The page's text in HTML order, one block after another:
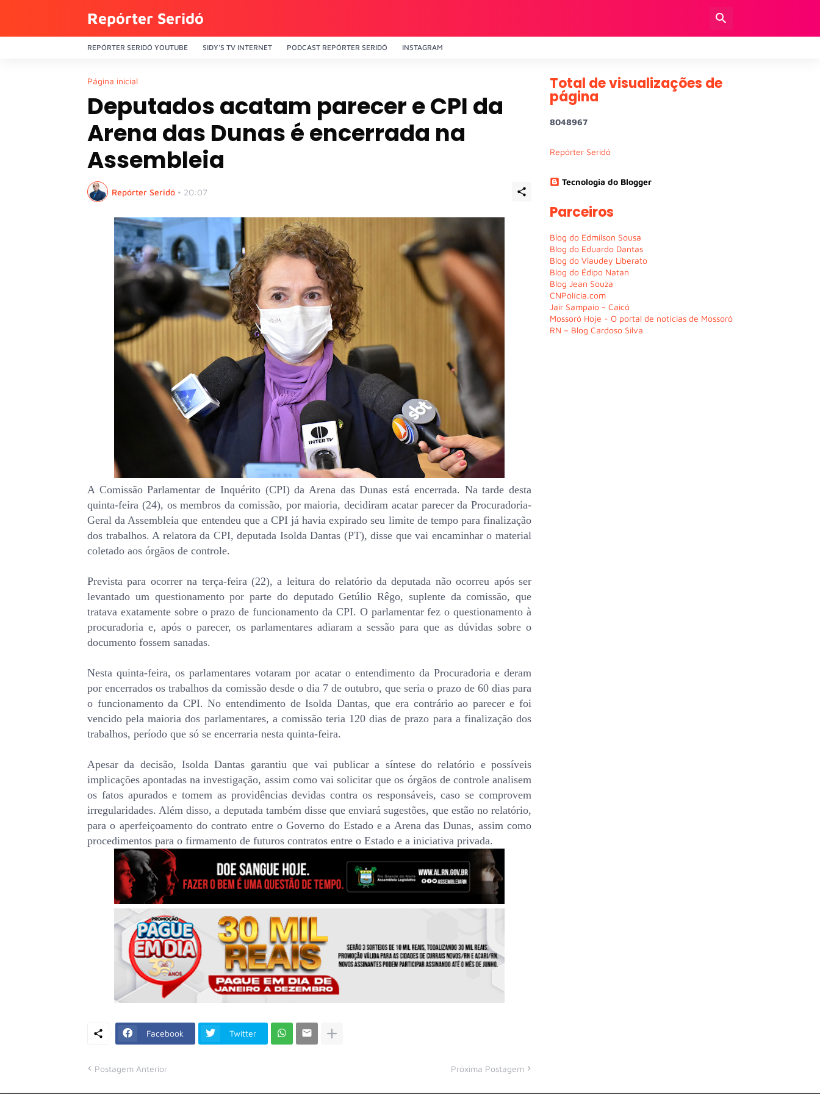
Repórter Seridó
REPÓRTER SERIDÓ YOUTUBE SIDY'S TV INTERNET PODCAST REPÓRTER SERIDÓ INSTAGRAM
Página inicial
Deputados acatam parecer e CPI da
Arena das Dunas é encerrada na
Assembleia
Repórter Seridó • 20:07
A Comissão Parlamentar de Inquérito (CPI) da Arena das Dunas está encerrada. Na tarde desta
quinta-feira (24), os membros da comissão, por maioria, decidiram acatar parecer da Procuradoria-
Geral da Assembleia que entendeu que a CPI já havia expirado seu limite de tempo para finalização
dos trabalhos. A relatora da CPI, deputada Isolda Dantas (PT), disse que vai encaminhar o material
coletado aos órgãos de controle.
Prevista para ocorrer na terça-feira (22), a leitura do relatório da deputada não ocorreu após ser
levantado um questionamento por parte do deputado Getúlio Rêgo, suplente da comissão, que
tratava exatamente sobre o prazo de funcionamento da CPI. O parlamentar fez o questionamento à
procuradoria e, após o parecer, os parlamentares adiaram a sessão para que as dúvidas sobre o
documento fossem sanadas.
Nesta quinta-feira, os parlamentares votaram por acatar o entendimento da Procuradoria e deram
por encerrados os trabalhos da comissão desde o dia 7 de outubro, que seria o prazo de 60 dias para
o funcionamento da CPI. No entendimento de Isolda Dantas, que era contrário ao parecer e foi
vencido pela maioria dos parlamentares, a comissão teria 120 dias de prazo para a finalização dos
trabalhos, período que só se encerraria nesta quinta-feira.
Apesar da decisão, Isolda Dantas garantiu que vai publicar a síntese do relatório e possíveis
implicações apontadas na investigação, assim como vai solicitar que os órgãos de controle analisem
os fatos apurados e tomem as providências devidas contra os responsáveis, caso se comprovem
irregularidades. Além disso, a deputada também disse que enviará sugestões, que estão no relatório,
para o aperfeiçoamento do contrato entre o Governo do Estado e a Arena das Dunas, assim como
procedimentos para o firmamento de futuros contratos entre o Estado e a iniciativa privada.
Facebook Twitter
Postagem Anterior Próxima Postagem
Total de visualizações de
página
8048967
Repórter Seridó
Tecnologia do Blogger
Parceiros
Blog do Edmilson Sousa
Blog do Eduardo Dantas
Blog do Vlaudey Liberato
Blog do Édipo Natan
Blog Jean Souza
CNPolícia.com
Jair Sampaio - Caicó
Mossoró Hoje - O portal de notícias de Mossoró
RN – Blog Cardoso Silva